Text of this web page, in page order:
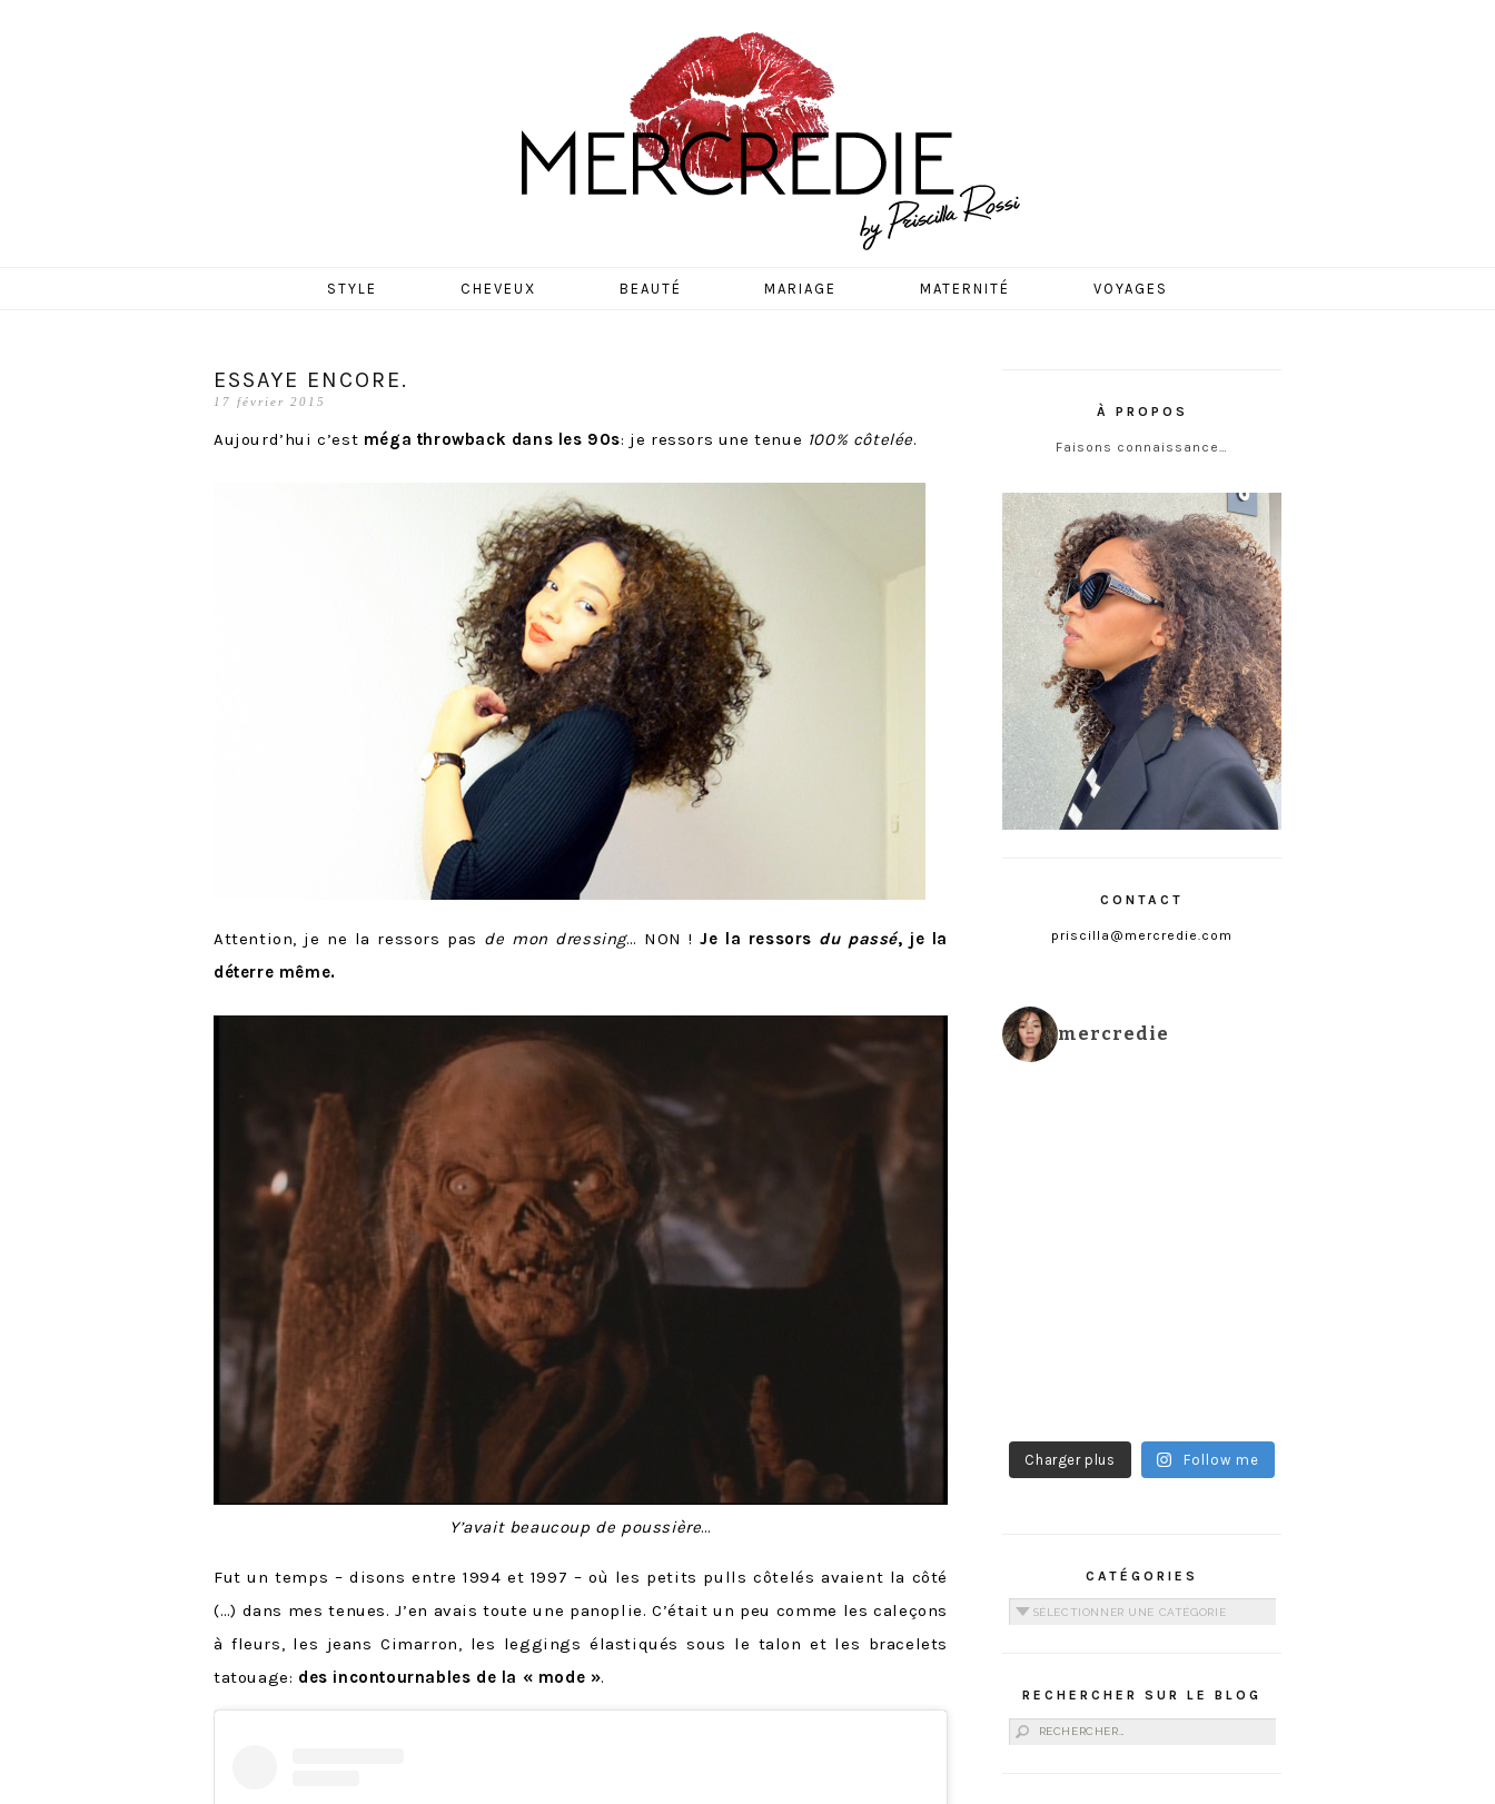
MERCREDIE
STYLE CHEVEUX BEAUTÉ MARIAGE MATERNITÉ VOYAGES
ESSAYE ENCORE.
17 février 2015
Aujourd’hui c’est méga throwback dans les 90s: je ressors une tenue 100% côtelée.
Attention, je ne la ressors pas de mon dressing… NON !Je la ressors du passé, je la
déterre même.
Y’avait beaucoup de poussière…
Fut un temps – disons entre 1994 et 1997 – où les petits pulls côtelés avaient la côté
(…) dans mes tenues. J’en avais toute une panoplie. C’était un peu comme les caleçons
à fleurs, les jeans Cimarron, les leggings élastiqués sous le talon et les bracelets
tatouage: des incontournables de la « mode ».
À PROPOS
Faisons connaissance…
CONTACT
priscilla@mercredie.com
mercredie
Charger plus Follow me
CATÉGORIES
Catégories
RECHERCHER SUR LE BLOG
Rechercher :